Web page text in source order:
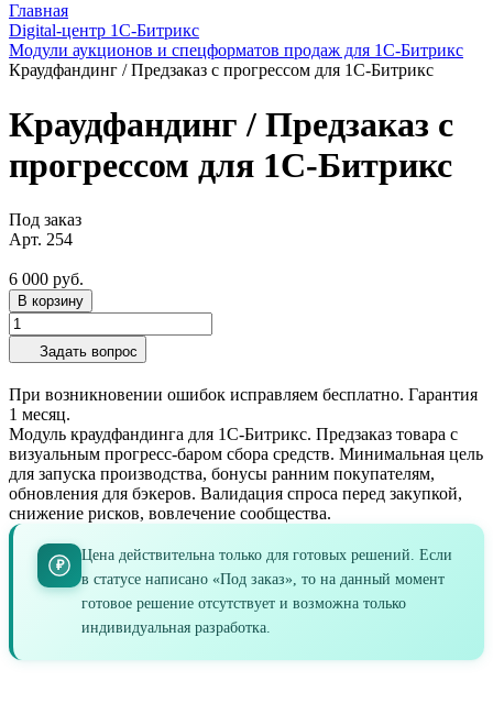
Главная
Digital‑центр 1С‑Битрикс
Модули аукционов и спецформатов продаж для 1С-Битрикс
Краудфандинг / Предзаказ с прогрессом для 1С-Битрикс
Краудфандинг / Предзаказ с
прогрессом для 1С-Битрикс
Под заказ
Арт. 254
6 000 руб.
В корзину
Задать вопрос
При возникновении ошибок исправляем бесплатно. Гарантия
1 месяц.
Модуль краудфандинга для 1С-Битрикс. Предзаказ товара с
визуальным прогресс-баром сбора средств. Минимальная цель
для запуска производства, бонусы ранним покупателям,
обновления для бэкеров. Валидация спроса перед закупкой,
снижение рисков, вовлечение сообщества.
₽
Цена действительна только для готовых решений. Если
в статусе написано «Под заказ», то на данный момент
готовое решение отсутствует и возможна только
индивидуальная разработка.